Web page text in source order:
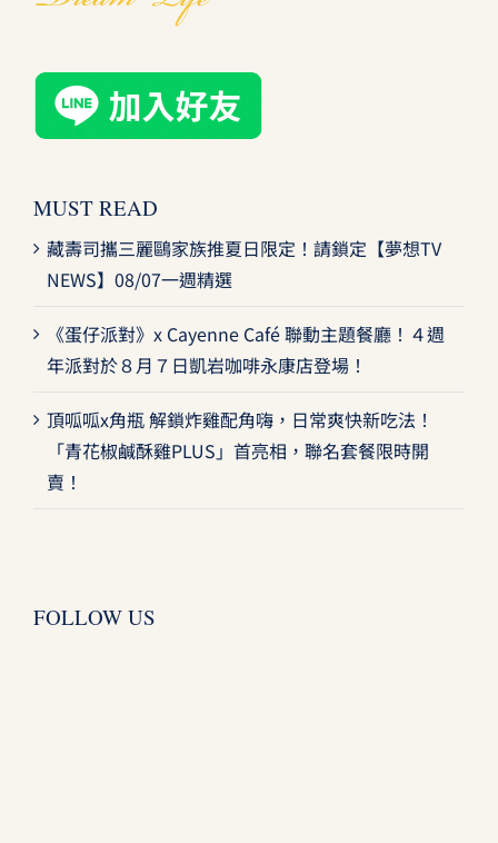
MUST READ
藏壽司攜三麗鷗家族推夏日限定！請鎖定【夢想TV
NEWS】08/07一週精選
《蛋仔派對》x Cayenne Café 聯動主題餐廳！４週
年派對於８月７日凱岩咖啡永康店登場！
頂呱呱x角瓶 解鎖炸雞配角嗨，日常爽快新吃法！
「青花椒鹹酥雞PLUS」首亮相，聯名套餐限時開
賣！
FOLLOW US